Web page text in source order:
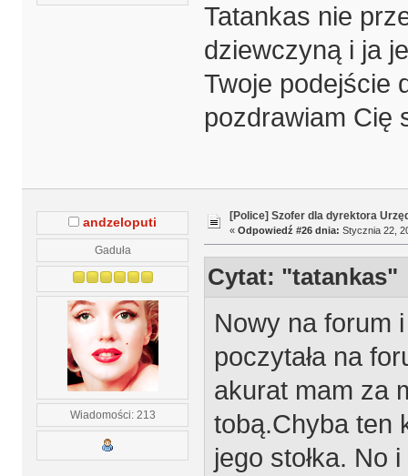
Tatankas nie
dziewczyną i ja
Twoje podejście
pozdrawiam Cię
andzeloputi
Gaduła
Wiadomości: 213
[Police] Szofer dla dyrektora
« Odpowiedź #26 dnia: Stycznia 22,
Cytat: "tatankas"
Nowy na forum
poczytała na
akurat mam za
tobą.Chyba ten
jego stołka. No